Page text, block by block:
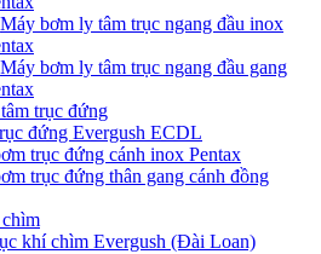
Máy bơm ly tâm trục ngang đầu inox
Máy bơm ly tâm trục ngang đầu gang
trục đứng
đứng Evergush ECDL
trục đứng cánh inox Pentax
trục đứng thân gang cánh đồng
khí chìm Evergush (Đài Loan)